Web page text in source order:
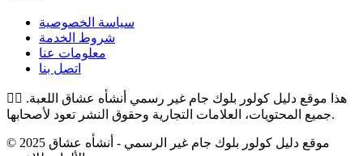
سياسة الخصوصية
شروط الخدمة
معلومات عنا
اتصل بنا
👉🏻 هذا موقع دليل كولور بلوك جام غير رسمي أنشأه عشاق اللعبة.
جميع المحتويات، العلامات التجارية وحقوق النشر تعود لأصحابها.
© 2025 موقع دليل كولور بلوك جام غير الرسمي - أنشأه عشاق